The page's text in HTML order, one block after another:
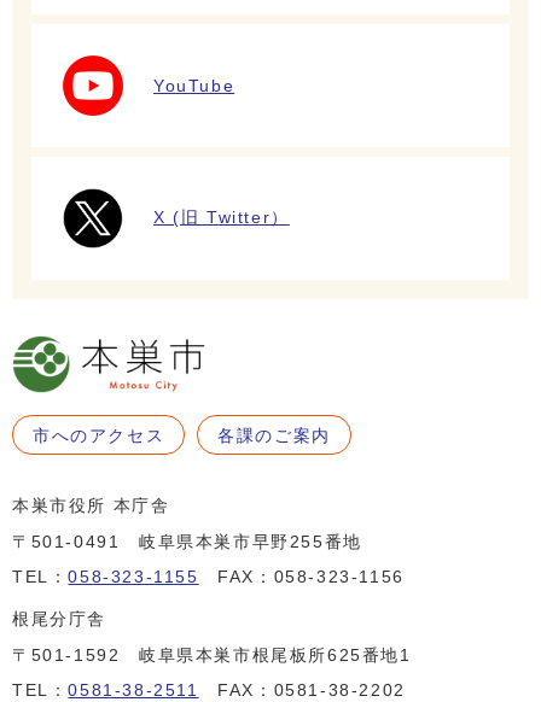
YouTube
X (旧 Twitter）
市へのアクセス 各課のご案内
本巣市役所 本庁舎
〒501-0491 岐阜県本巣市早野255番地
TEL：058-323-1155 FAX：058-323-1156
根尾分庁舎
〒501-1592 岐阜県本巣市根尾板所625番地1
TEL：0581-38-2511 FAX：0581-38-2202